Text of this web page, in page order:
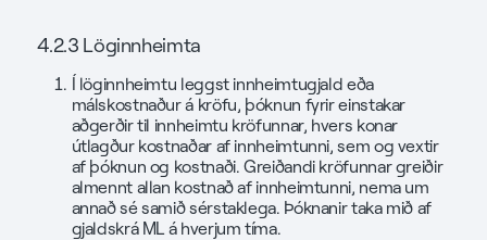
4.2.3 Löginnheimta
Í löginnheimtu leggst innheimtugjald eða
málskostnaður á kröfu, þóknun fyrir einstakar
aðgerðir til innheimtu kröfunnar, hvers konar
útlagður kostnaðar af innheimtunni, sem og vextir
af þóknun og kostnaði. Greiðandi kröfunnar greiðir
almennt allan kostnað af innheimtunni, nema um
annað sé samið sérstaklega. Þóknanir taka mið af
gjaldskrá ML á hverjum tíma.